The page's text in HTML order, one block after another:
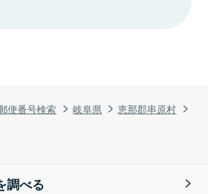
便番号検索 岐阜県
恵那郡串原村
調べる